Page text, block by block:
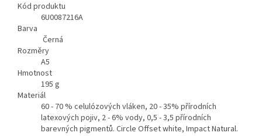
Kód produktu
6U0087216A
Barva
Černá
Rozměry
A5
Hmotnost
195 g
Materiál
60 - 70 % celulózových vláken, 20 - 35% přírodních
latexových pojiv, 2 - 6% vody, 0,5 - 3,5 přírodních
barevných pigmentů. Circle Offset white, Impact Natural.